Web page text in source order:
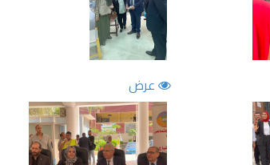
عرض